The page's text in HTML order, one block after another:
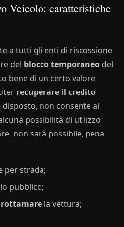
Veicolo: caratteristiche
a tutti gli enti di riscossione
del blocco temporaneo del
bene di un certo valore
recuperare il credito
disposto, non consente al
possibilità di utilizzo
non sarà possibile, pena
per strada;
pubblico;
rottamare la vettura;